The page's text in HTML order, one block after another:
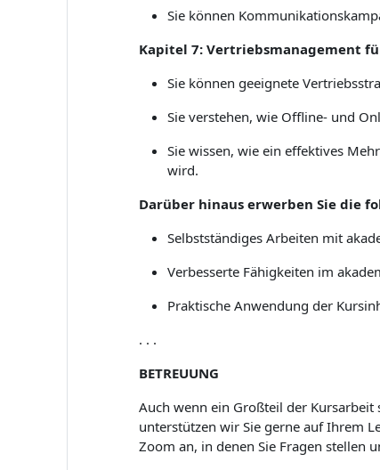
Sie können
Kapitel 7: Vertriebsmanagement
Sie können geeignete
Sie verstehen, wie Offline- und
Sie wissen, wie ein effektives
wird.
Darüber hinaus erwerben Sie die
Selbstständiges Arbeiten mit
Verbesserte Fähigkeiten im
Praktische Anwendung der
. . .
BETREUUNG
Auch wenn ein Großteil der
unterstützen wir Sie gerne auf Ihrem
Zoom an, in denen Sie Fragen stellen